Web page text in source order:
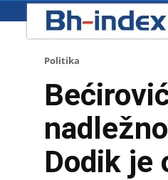
Politika
Dodik je